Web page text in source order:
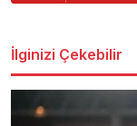
İlginizi Çekebilir